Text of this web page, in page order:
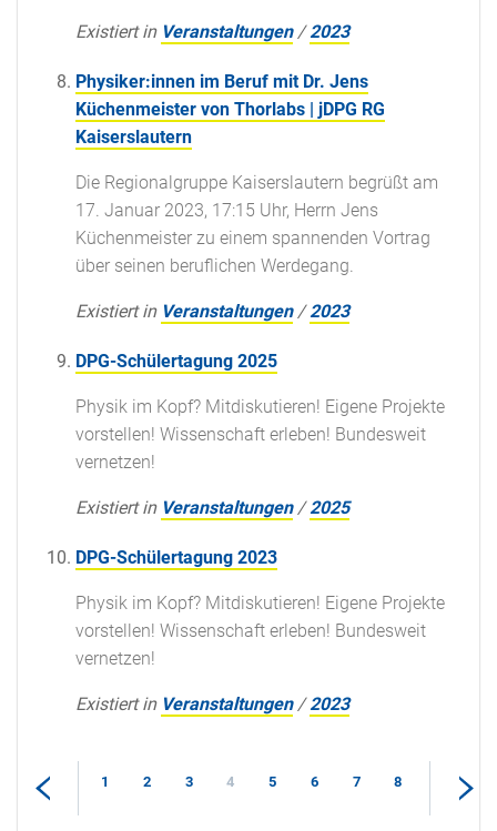
Existiert in Veranstaltungen /2023
Physiker:innen im Beruf mit Dr. Jens
Küchenmeister von Thorlabs | jDPG RG
Kaiserslautern
Die Regionalgruppe Kaiserslautern begrüßt am
17. Januar 2023, 17:15 Uhr, Herrn Jens
Küchenmeister zu einem spannenden Vortrag
über seinen beruflichen Werdegang.
Existiert in Veranstaltungen /2023
DPG-Schülertagung 2025
Physik im Kopf? Mitdiskutieren! Eigene Projekte
vorstellen! Wissenschaft erleben! Bundesweit
vernetzen!
Existiert in Veranstaltungen /2025
DPG-Schülertagung 2023
Physik im Kopf? Mitdiskutieren! Eigene Projekte
vorstellen! Wissenschaft erleben! Bundesweit
vernetzen!
Existiert in Veranstaltungen /2023
1 2 3 4 5 6 7 8